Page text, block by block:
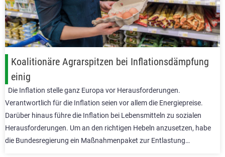
Koalitionäre Agrarspitzen bei Inflationsdämpfung
einig
Die Inflation stelle ganz Europa vor Herausforderungen.
Verantwortlich für die Inflation seien vor allem die Energiepreise.
Darüber hinaus führe die Inflation bei Lebensmitteln zu sozialen
Herausforderungen. Um an den richtigen Hebeln anzusetzen, habe
die Bundesregierung ein Maßnahmenpaket zur Entlastung…